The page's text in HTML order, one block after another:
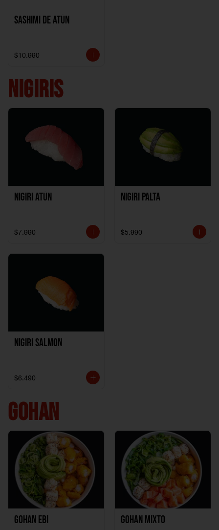
Sashimi de Atún
$10.990
NIGIRIS
Nigiri Atún
$7.990
Nigiri Palta
$5.990
Nigiri Salmon
$6.490
GOHAN
Gohan Ebi Gohan Mixto